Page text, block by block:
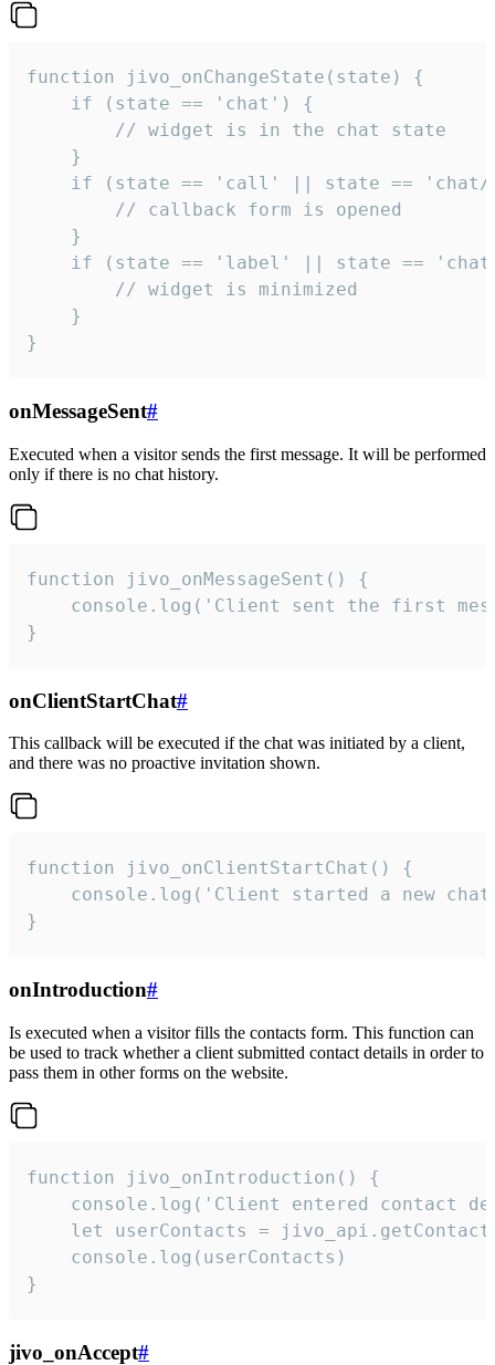
function jivo_onChangeState(state) {
    if (state == 'chat') {
        // widget is in the chat state
    }
if (state == 'call' || state ==
        // callback form is opened
    }
if (state == 'label' || state ==
        // widget is minimized
    }
}
onMessageSent#
Executed when a visitor sends the first message. It will be performed
only if there is no chat history.
function jivo_onMessageSent() {
console.log('Client sent the first
}
onClientStartChat#
This callback will be executed if the chat was initiated by a client,
and there was no proactive invitation shown.
function jivo_onClientStartChat() {
console.log('Client started a new
}
onIntroduction#
Is executed when a visitor fills the contacts form. This function can
be used to track whether a client submitted contact details in order to
pass them in other forms on the website.
function jivo_onIntroduction() {
console.log('Client entered contact
let userContacts =
    console.log(userContacts)
}
jivo_onAccept#